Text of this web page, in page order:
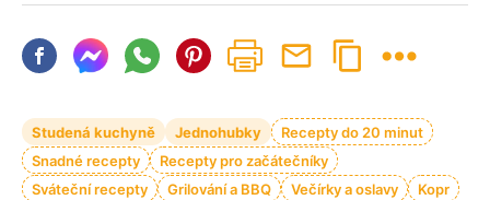
Studená kuchyně Jednohubky
Recepty do 20 minut
Snadné recepty
Recepty pro začátečníky
Sváteční recepty
Grilování a BBQ Večírky a oslavy
Kopr